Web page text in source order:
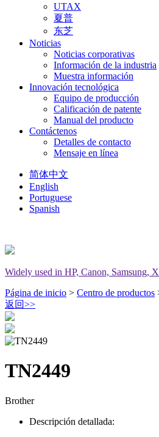
UTAX
夏普
东芝
Noticias
Noticias corporativas
Información de la industria
Muestra información
Innovación tecnológica
Equipo de producción
Calificación de patente
Manual del producto
Contáctenos
Detalles de contacto
Mensaje en línea
简体中文
English
Portuguese
Spanish
Widely used in HP, Canon, Samsung,
Página de inicio > Centro de productos
返回>>
TN2449
Brother
Descripción detallada: